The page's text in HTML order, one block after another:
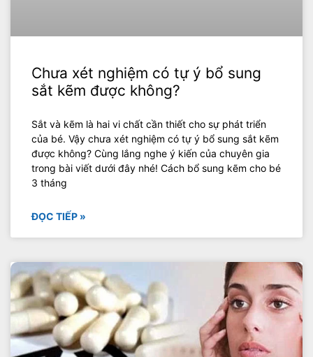
Chưa xét nghiệm có tự ý bổ sung
sắt kẽm được không?
Sắt và kẽm là hai vi chất cần thiết cho sự phát triển
của bé. Vậy chưa xét nghiệm có tự ý bổ sung sắt kẽm
được không? Cùng lắng nghe ý kiến của chuyên gia
trong bài viết dưới đây nhé! Cách bổ sung kẽm cho bé
3 tháng
ĐỌC TIẾP »